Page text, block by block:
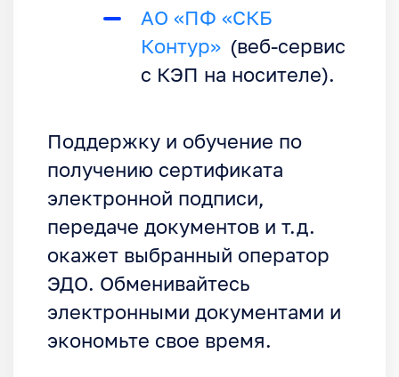
АО «ПФ «СКБ
Контур» (веб-сервис
с КЭП на носителе).
Поддержку и обучение по
получению сертификата
электронной подписи,
передаче документов и т.д.
окажет выбранный оператор
ЭДО. Обменивайтесь
электронными документами и
экономьте свое время.